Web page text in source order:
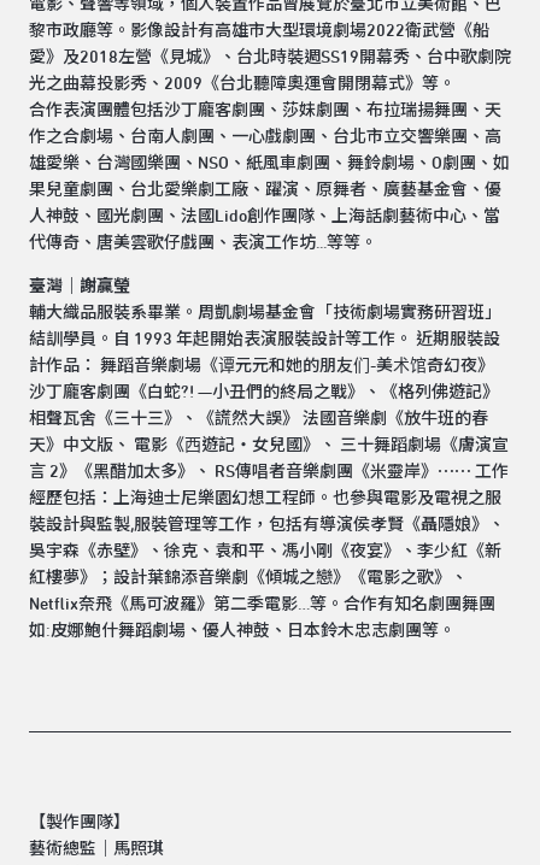
電影、聲響等領域，個人裝置作品曾展覽於臺北市立美術館、巴
黎市政廳等。影像設計有高雄市大型環境劇場2022衛武營《船
愛》及2018左營《見城》、台北時裝週SS19開幕秀、台中歌劇院
光之曲幕投影秀、2009《台北聽障奧運會開閉幕式》等。
合作表演團體包括沙丁龐客劇團、莎妹劇團、布拉瑞揚舞團、天
作之合劇場、台南人劇團、一心戲劇團、台北市立交響樂團、高
雄愛樂、台灣國樂團、NSO、紙風車劇團、舞鈴劇場、O劇團、如
果兒童劇團、台北愛樂劇工廠、躍演、原舞者、廣藝基金會、優
人神鼓、國光劇團、法國Lido創作團隊、上海話劇藝術中心、當
代傳奇、唐美雲歌仔戲團、表演工作坊...等等。
臺灣｜謝贏瑩
輔大織品服裝系畢業。周凱劇場基金會「技術劇場實務研習班」
結訓學員。自 1993 年起開始表演服裝設計等工作。 近期服裝設
計作品： 舞蹈音樂劇場《谭元元和她的朋友们-美术馆奇幻夜》
沙丁龐客劇團《白蛇?! —小丑們的終局之戰》、《格列佛遊記》
相聲瓦舍《三十三》、《謊然大誤》 法國音樂劇《放牛班的春
天》中文版、 電影《⻄遊記・女兒國》、 三十舞蹈劇場《膚演宣
言 2》《黑醋加太多》、 RS傳唱者音樂劇團《米靈岸》⋯⋯ 工作
經歷包括：上海迪士尼樂園幻想工程師。也參與電影及電視之服
裝設計與監製,服裝管理等工作，包括有導演侯孝賢《聶隱娘》、
吳宇森《赤壁》、徐克、袁和平、馮小剛《夜宴》、李少紅《新
紅樓夢》；設計葉錦添音樂劇《傾城之戀》《電影之歌》、
Netflix奈飛《馬可波羅》第二季電影…等。合作有知名劇團舞團
如:皮娜鮑什舞蹈劇場、優人神鼓、日本鈴木忠志劇團等。
【製作團隊】
藝術總監｜馬照琪